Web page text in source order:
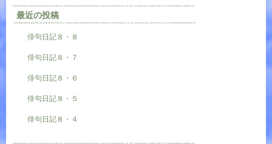
最近の投稿
俳句日記８・８
俳句日記８・７
俳句日記８・６
俳句日記８・５
俳句日記８・４